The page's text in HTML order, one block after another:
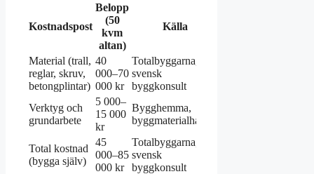
Kostnadspost
Belopp
(50
kvm
altan)
Källa
Material (trall,
reglar, skruv,
betongplintar)
40
000–70
000 kr
Totalbyggarna,
svensk
byggkonsult
Verktyg och
grundarbete
5 000–
15 000
kr
Bygghemma,
byggmaterialhandel
Total kostnad
(bygga själv)
45
000–85
000 kr
Totalbyggarna,
svensk
byggkonsult